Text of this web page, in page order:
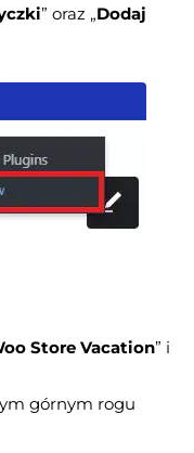
” oraz „Dodaj
Store Vacation” i
górnym rogu